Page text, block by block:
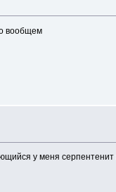
вообщем
у меня серпентенит